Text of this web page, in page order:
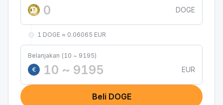
DOGE
1 DOGE ≈ 0.06065 EUR
Belanjakan (10 ~ 9195)
€
EUR
Beli DOGE